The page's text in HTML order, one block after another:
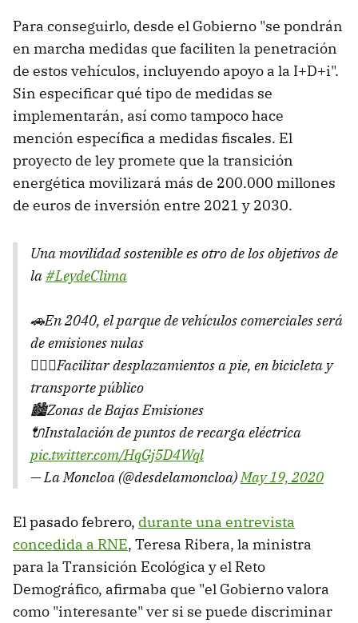
Para conseguirlo, desde el Gobierno "se pondrán
en marcha medidas que faciliten la penetración
de estos vehículos, incluyendo apoyo a la I+D+i".
Sin especificar qué tipo de medidas se
implementarán, así como tampoco hace
mención específica a medidas fiscales. El
proyecto de ley promete que la transición
energética movilizará más de 200.000 millones
de euros de inversión entre 2021 y 2030.
Una movilidad sostenible es otro de los objetivos de
la#LeydeClima
🚗En 2040, el parque de vehículos comerciales será
de emisiones nulas
🚴🏻‍♀️Facilitar desplazamientos a pie, en bicicleta y
transporte público
🏙️Zonas de Bajas Emisiones
🔌Instalación de puntos de recarga eléctrica
pic.twitter.com/HqGj5D4Wql
— La Moncloa (@desdelamoncloa)May 19, 2020
El pasado febrero, durante una entrevista
concedida a RNE, Teresa Ribera, la ministra
para la Transición Ecológica y el Reto
Demográfico, afirmaba que "el Gobierno valora
como "interesante" ver si se puede discriminar